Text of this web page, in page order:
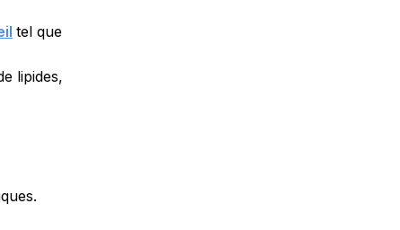
tel que
lipides,